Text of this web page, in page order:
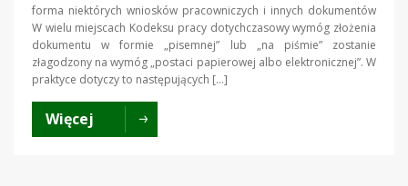
forma niektórych wniosków pracowniczych i innych dokumentów
W wielu miejscach Kodeksu pracy dotychczasowy wymóg złożenia
dokumentu w formie „pisemnej” lub „na piśmie” zostanie
złagodzony na wymóg „postaci papierowej albo elektronicznej”. W
praktyce dotyczy to następujących […]
Więcej